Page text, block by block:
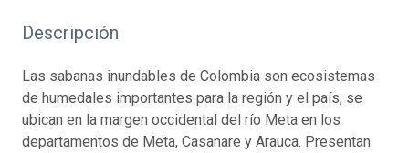
Descripción
Las sabanas inundables de Colombia son ecosistemas
de humedales importantes para la región y el país, se
ubican en la margen occidental del río Meta en los
departamentos de Meta, Casanare y Arauca. Presentan